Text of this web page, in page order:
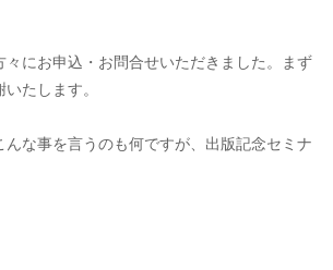
々にお申込・お問合せいただきました。まず
たします。
んな事を言うのも何ですが、出版記念セミナ